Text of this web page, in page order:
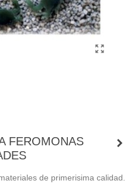
FEROMONAS
de primerisima calidad.